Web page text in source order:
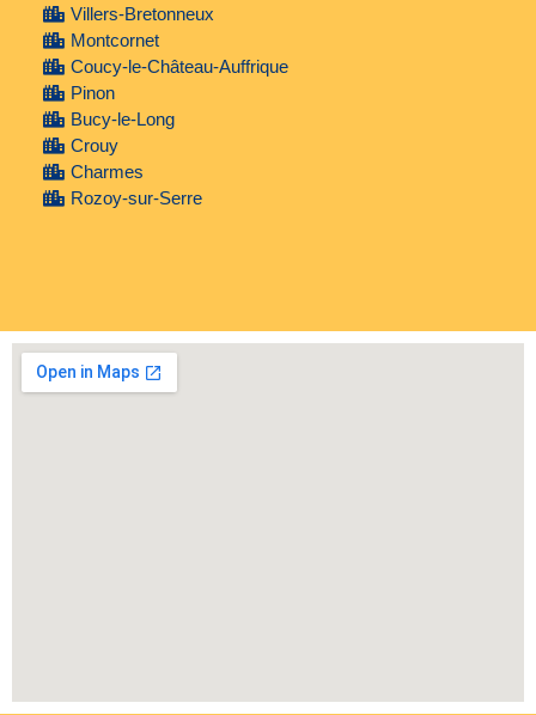
Villers-Bretonneux
Montcornet
Coucy-le-Château-Auffrique
Pinon
Bucy-le-Long
Crouy
Charmes
Rozoy-sur-Serre